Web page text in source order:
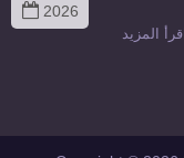
2026
اقرأ المزيد